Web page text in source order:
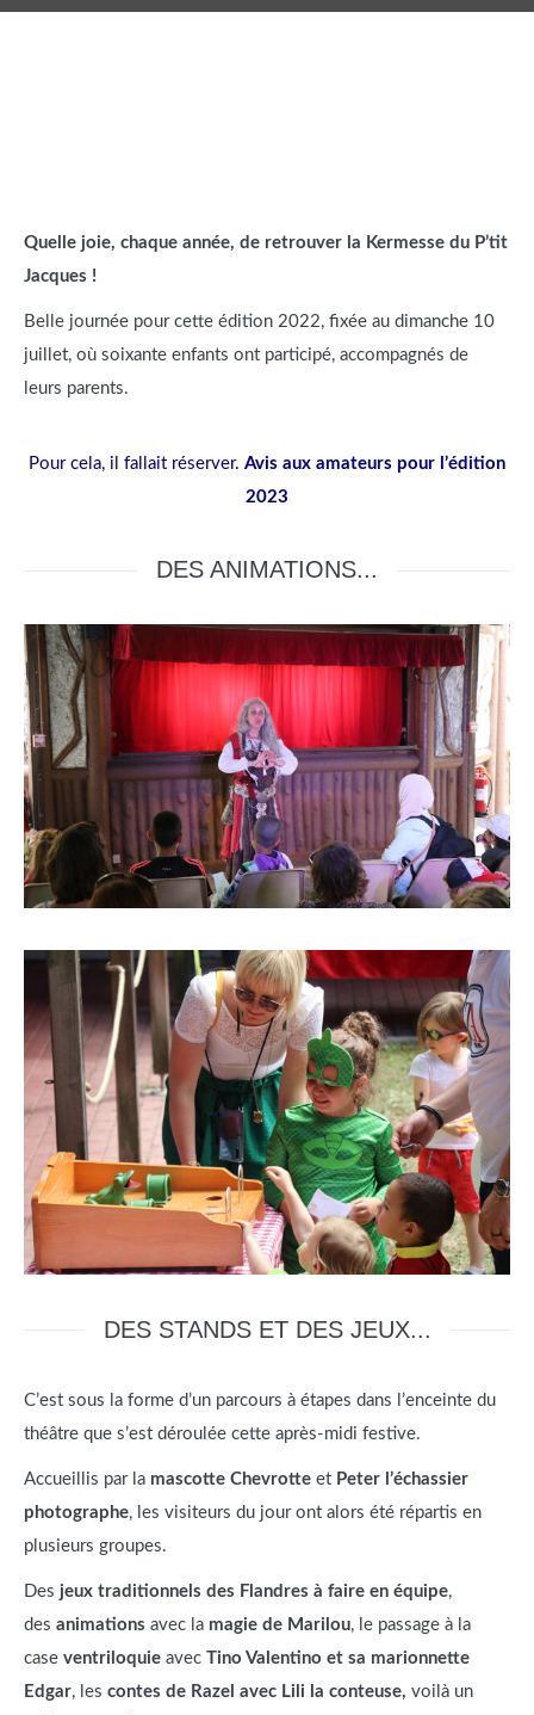
Quelle joie, chaque année, de retrouver la Kermesse du P’tit
Jacques !
Belle journée pour cette édition 2022, fixée au dimanche 10
juillet, où soixante enfants ont participé, accompagnés de
leurs parents.
Pour cela, il fallait réserver. Avis aux amateurs pour l’édition
2023
DES ANIMATIONS...
DES STANDS ET DES JEUX...
C’est sous la forme d’un parcours à étapes dans l’enceinte du
théâtre que s’est déroulée cette après-midi festive.
Accueillis par la mascotte Chevrotte et Peter l’échassier
photographe, les visiteurs du jour ont alors été répartis en
plusieurs groupes.
Des jeux traditionnels des Flandres à faire en équipe,
des animations avec la magie de Marilou, le passage à la
case ventriloquie avec Tino Valentino et sa marionnette
Edgar, les contes de Razel avec Lili la conteuse, voilà un